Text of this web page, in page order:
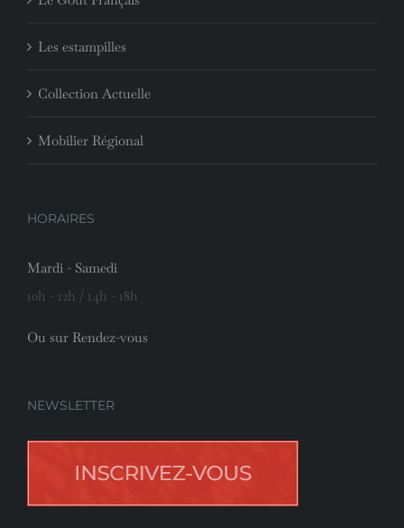
Les estampilles
Collection Actuelle
Mobilier Régional
HORAIRES
Mardi - Samedi
10h - 12h / 14h - 18h
Ou sur Rendez-vous
NEWSLETTER